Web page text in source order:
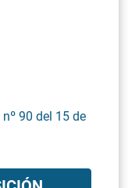
nº 90 del 15 de